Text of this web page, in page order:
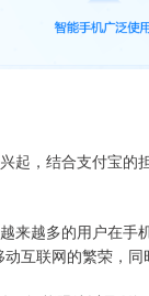
起，结合支付宝
来越多的用户在
互联网的繁荣，